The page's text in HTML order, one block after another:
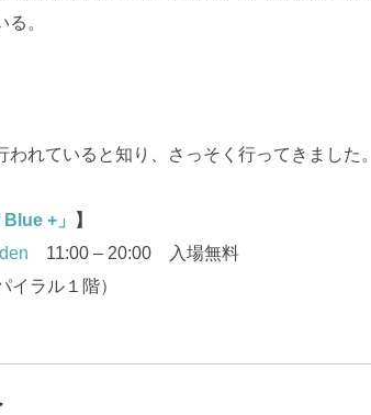
。
れていると知り、さっそく行ってきました。
+」
】
11:00 – 20:00 入場無料
イラル１階）